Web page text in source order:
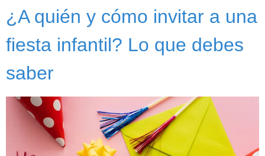
¿A quién y cómo invitar a una
fiesta infantil? Lo que debes
saber